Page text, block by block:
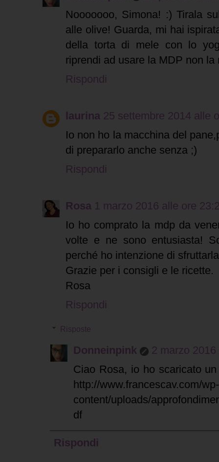
Nooooooo, Simona! :) Tirala
alle olive! Guarda, mi hai
della torta di mele con lo
riprendi ad usare la MDP non la
Rispondi
laurina 25 settembre 2014 alle
Io non ho la macchina del
di prepararlo anche senza ;)
Rispondi
Rosa 1 marzo 2016 alle ore
Io ho comprato la mdp da
volte e ne sono entusiasta!
perché ho intenzione di
Grazie per i consigli e le ricette.
Rosa
Rispondi
Risposte
Donneinpink
2 marzo
Ciao Rosa, io ho scaricato
http://www.francescav.com/wp-
content/uploads/
df
Rispondi